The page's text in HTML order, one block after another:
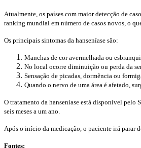
Atualmente, os países com maior detecção de
ranking mundial em número de casos novos, o
Os principais sintomas da hanseníase são:
Manchas de cor avermelhada ou
No local ocorre diminuição ou perda da
Sensação de picadas, dormência ou
Quando o nervo de uma área é afetado,
O tratamento da hanseníase está disponível pelo
seis meses a um ano.
Após o início da medicação, o paciente irá parar
Fontes: